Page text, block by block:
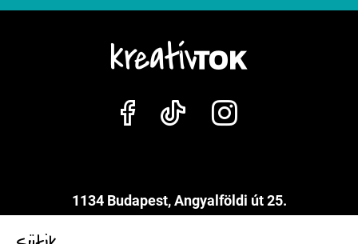
1134 Budapest, Angyalföldi út 25.